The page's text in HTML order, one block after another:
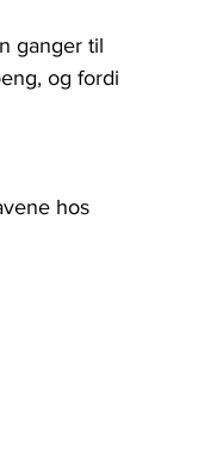
ganger til
og fordi
hos